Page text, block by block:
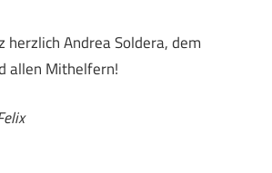
herzlich Andrea Soldera, dem
allen Mithelfern!